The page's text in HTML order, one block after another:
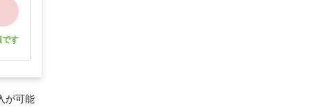
です
が可能